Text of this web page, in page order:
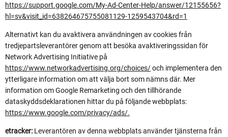
https://support.google.com/My-Ad-Center-Help/answer/12155656?
hl=sv&visit_id=638264675755081129-1259543704&rd=1
Alternativt kan du avaktivera användningen av cookies från
tredjepartsleverantörer genom att besöka avaktiveringssidan för
Network Advertising Initiative på
https://www.networkadvertising.org/choices/och implementera den
ytterligare information om att välja bort som nämns där. Mer
information om Google Remarketing och den tillhörande
dataskyddsdeklarationen hittar du på följande webbplats:
https://www.google.com/privacy/ads/.
etracker: Leverantören av denna webbplats använder tjänsterna från